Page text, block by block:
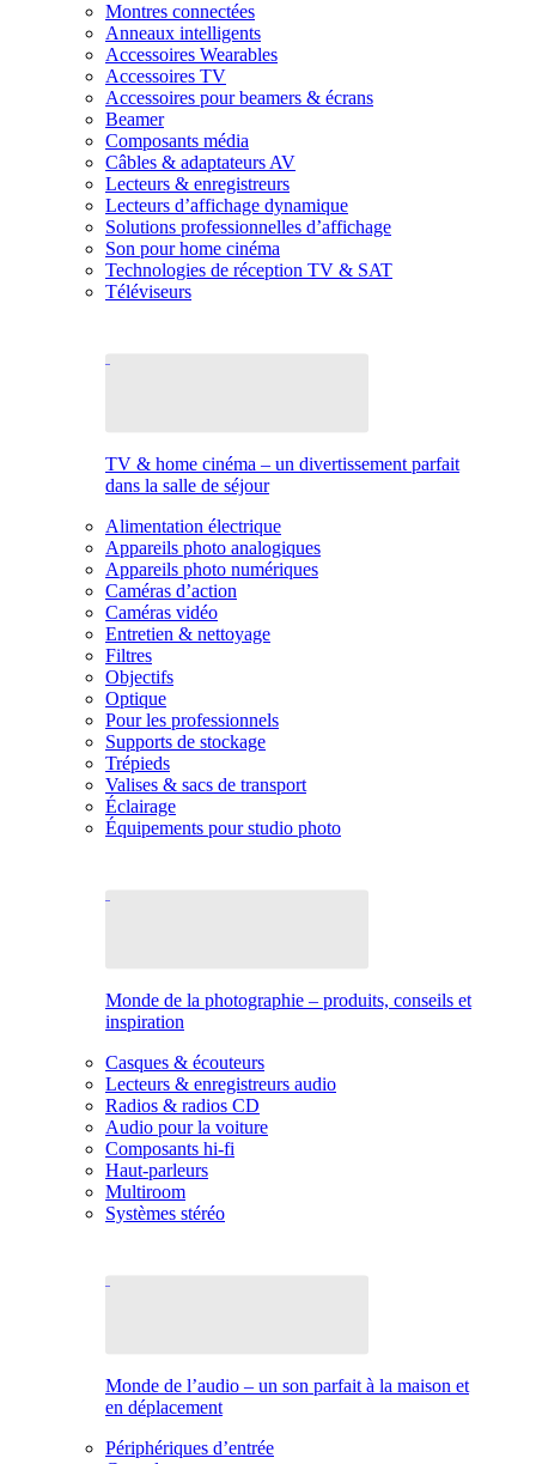
Montres connectées
Anneaux intelligents
Accessoires Wearables
Accessoires TV
Accessoires pour beamers & écrans
Beamer
Composants média
Câbles & adaptateurs AV
Lecteurs & enregistreurs
Lecteurs d’affichage dynamique
Solutions professionnelles d’affichage
Son pour home cinéma
Technologies de réception TV & SAT
Téléviseurs
TV & home cinéma – un divertissement parfait
dans la salle de séjour
Alimentation électrique
Appareils photo analogiques
Appareils photo numériques
Caméras d’action
Caméras vidéo
Entretien & nettoyage
Filtres
Objectifs
Optique
Pour les professionnels
Supports de stockage
Trépieds
Valises & sacs de transport
Éclairage
Équipements pour studio photo
Monde de la photographie – produits, conseils et
inspiration
Casques & écouteurs
Lecteurs & enregistreurs audio
Radios & radios CD
Audio pour la voiture
Composants hi-fi
Haut-parleurs
Multiroom
Systèmes stéréo
Monde de l’audio – un son parfait à la maison et
en déplacement
Périphériques d’entrée